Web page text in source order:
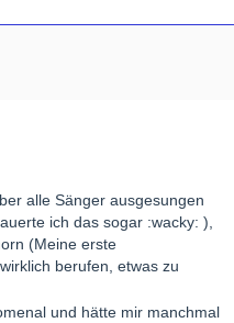
alle Sänger ausgesungen
ich das sogar :wacky: ),
(Meine erste
berufen, etwas zu
und hätte mir manchmal